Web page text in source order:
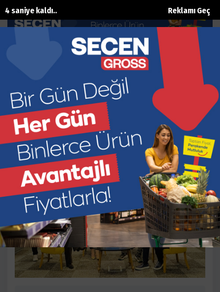
Reklamı Geç
3 saniye kaldı..
Turizm Haberciliği Eğitiminde İlk
Ders zili çaldı
Ana Sayfa Eğitim